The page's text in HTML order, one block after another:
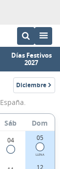
Días Festivos
2027
Diciembre
2006
Sáb Dom
04 05
LLENA
12